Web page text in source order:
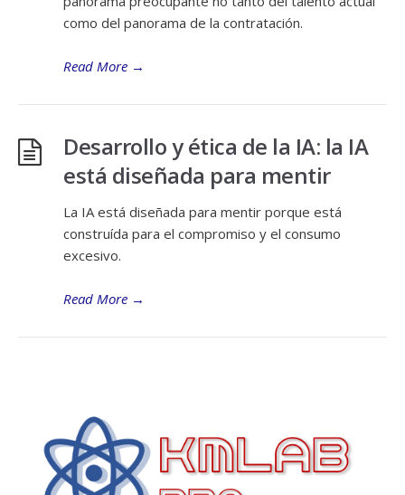
como del panorama de la contratación.
Read More →
Desarrollo y ética de la IA: la IA
está diseñada para mentir
La IA está diseñada para mentir porque está
construída para el compromiso y el consumo
excesivo.
Read More →